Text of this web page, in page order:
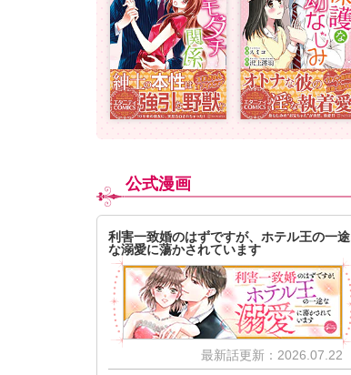
公式漫画
利害一致婚のはずですが、ホテル王の一途
な溺愛に蕩かされています
最新話更新：2026.07.22